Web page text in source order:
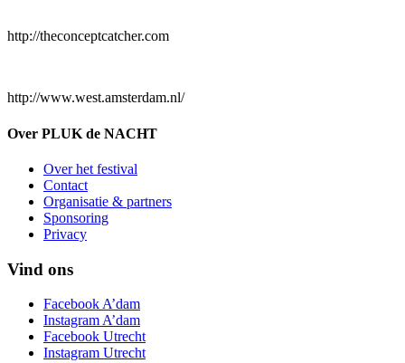
http://theconceptcatcher.com
http://www.west.amsterdam.nl/
Over PLUK de NACHT
Over het festival
Contact
Organisatie & partners
Sponsoring
Privacy
Vind ons
Facebook A’dam
Instagram A’dam
Facebook Utrecht
Instagram Utrecht